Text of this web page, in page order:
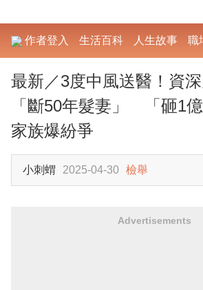
作者登入 生活百科 人生故事 職
最新／3度中風送醫！資
「斷50年髮妻」 「砸1億
家族爆紛爭
小刺蝟 2025-04-30 檢舉
Advertisements